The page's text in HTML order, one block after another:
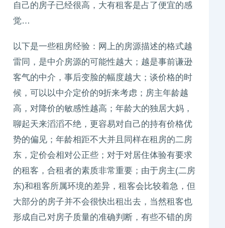
自己的房子已经很高，大有租客是占了便宜的感
觉…
以下是一些租房经验：网上的房源描述的格式越
雷同，是中介房源的可能性越大；越是事前谦逊
客气的中介，事后变脸的幅度越大；谈价格的时
候，可以以中介定价的9折来考虑；房主年龄越
高，对降价的敏感性越高；年龄大的独居大妈，
聊起天来滔滔不绝，更容易对自己的持有价格优
势的偏见；年龄相距不大并且同样在租房的二房
东，定价会相对公正些；对于对居住体验有要求
的租客，合租者的素质非常重要；由于房主(二房
东)和租客所属环境的差异，租客会比较着急，但
大部分的房子并不会很快出租出去，当然租客也
形成自己对房子质量的准确判断，有些不错的房